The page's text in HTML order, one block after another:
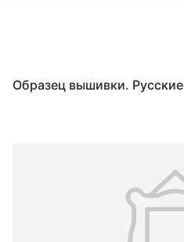
Образец вышивки. Русские